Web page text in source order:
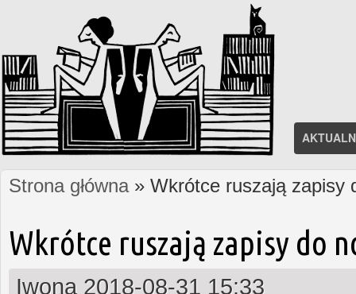
Jesteś tutaj
Strona główna» Wkrótce ruszają zapisy
Wkrótce ruszają zapisy do
Iwona 2018-08-31 15:33